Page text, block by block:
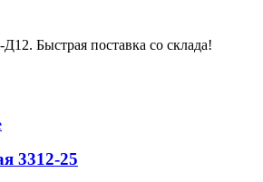
Быстрая поставка со склада!
3312-25